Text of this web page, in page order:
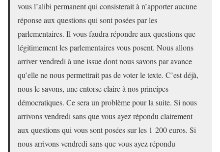
vous l’alibi permanent qui consisterait à n’apporter aucune
réponse aux questions qui sont posées par les
parlementaires. Il vous faudra répondre aux questions que
légitimement les parlementaires vous posent. Nous allons
arriver vendredi à une issue dont nous savons par avance
qu’elle ne nous permettrait pas de voter le texte. C’est déjà,
nous le savons, une entorse claire à nos principes
démocratiques. Ce sera un problème pour la suite. Si nous
arrivons vendredi sans que vous ayez répondu clairement
aux questions qui vous sont posées sur les 1 200 euros. Si
nous arrivons vendredi sans que vous ayez répondu